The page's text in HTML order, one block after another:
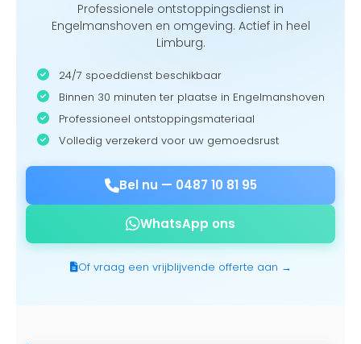
Professionele ontstoppingsdienst in
Engelmanshoven en omgeving. Actief in heel
Limburg.
24/7 spoeddienst beschikbaar
Binnen 30 minuten ter plaatse in Engelmanshoven
Professioneel ontstoppingsmateriaal
Volledig verzekerd voor uw gemoedsrust
Bel nu — 0487 10 81 95
WhatsApp ons
Of vraag een vrijblijvende offerte aan →